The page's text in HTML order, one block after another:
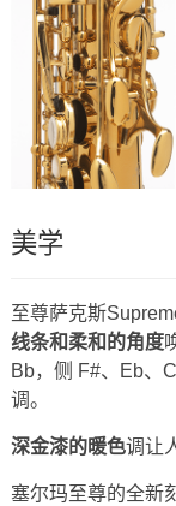
美学
至尊萨克斯
线条和柔和的角度
Bb，侧 F#、Eb、
调。
深金漆的暖色调让
塞尔玛至尊的全新